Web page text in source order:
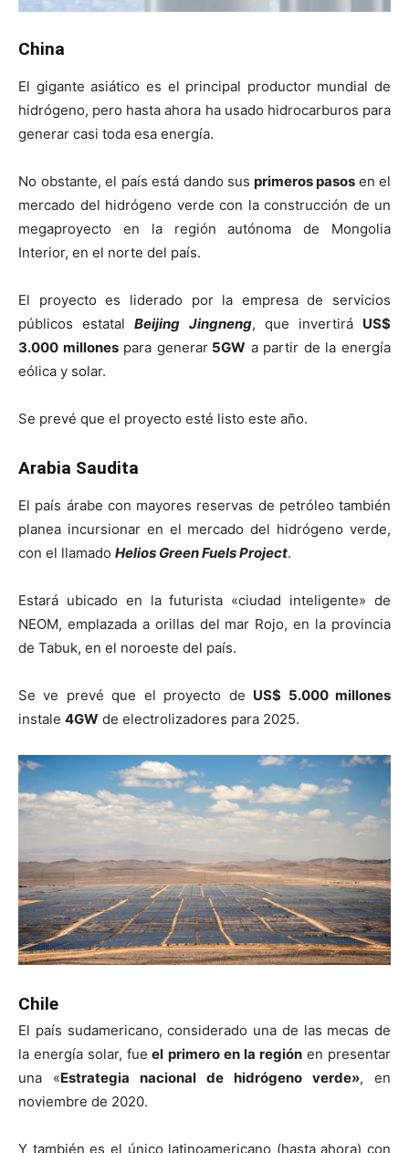
China
El gigante asiático es el principal productor mundial de
hidrógeno, pero hasta ahora ha usado hidrocarburos para
generar casi toda esa energía.
No obstante, el país está dando sus primeros pasos en el
mercado del hidrógeno verde con la construcción de un
megaproyecto en la región autónoma de Mongolia
Interior, en el norte del país.
El proyecto es liderado por la empresa de servicios
públicos estatalBeijing Jingneng, que invertirá US$
3.000 millonespara generar5GW a partir de la energía
eólica y solar.
Se prevé que el proyecto esté listo este año.
Arabia Saudita
El país árabe con mayores reservas de petróleo también
planea incursionar en el mercado del hidrógeno verde,
con el llamado Helios Green Fuels Project.
Estará ubicado en la futurista «ciudad inteligente» de
NEOM, emplazada a orillas del mar Rojo, en la provincia
de Tabuk, en el noroeste del país.
Se ve prevé que el proyecto de US$ 5.000 millones
instale 4GW de electrolizadores para 2025.
Chile
El país sudamericano, considerado una de las mecas de
la energía solar, fue el primero en la regiónen presentar
una «Estrategia nacional de hidrógeno verde», en
noviembre de 2020.
Y también es el único latinoamericano (hasta ahora) con